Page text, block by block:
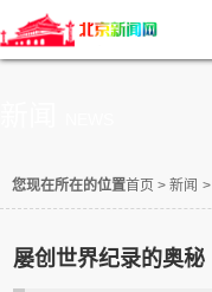
您现在所在的位置首页 > 新闻 >
屡创世界纪录的奥秘